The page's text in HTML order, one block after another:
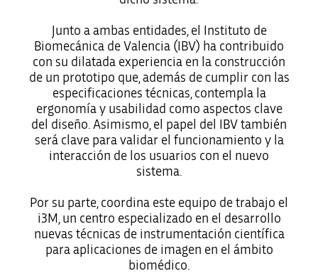
Junto a ambas entidades, el Instituto de
Biomecánica de Valencia (IBV) ha contribuido
con su dilatada experiencia en la construcción
de un prototipo que, además de cumplir con las
especificaciones técnicas, contempla la
ergonomía y usabilidad como aspectos clave
del diseño. Asimismo, el papel del IBV también
será clave para validar el funcionamiento y la
interacción de los usuarios con el nuevo
sistema.
Por su parte, coordina este equipo de trabajo el
i3M, un centro especializado en el desarrollo
nuevas técnicas de instrumentación científica
para aplicaciones de imagen en el ámbito
biomédico.